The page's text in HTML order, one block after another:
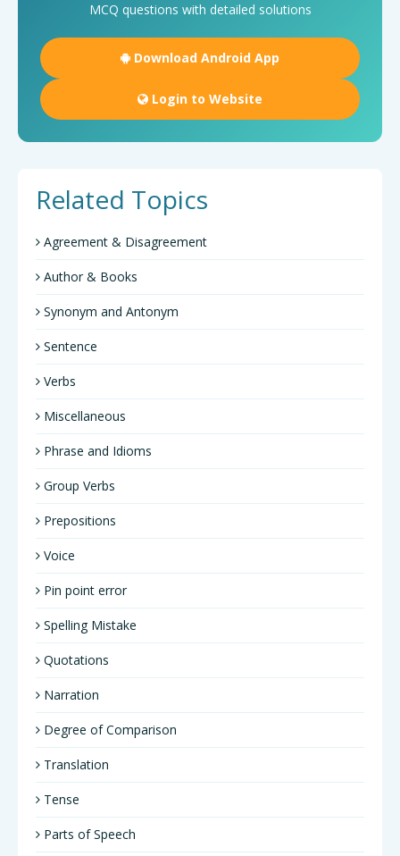
MCQ questions with detailed solutions
Download Android App
Login to Website
Related Topics
Agreement & Disagreement
Author & Books
Synonym and Antonym
Sentence
Verbs
Miscellaneous
Phrase and Idioms
Group Verbs
Prepositions
Voice
Pin point error
Spelling Mistake
Quotations
Narration
Degree of Comparison
Translation
Tense
Parts of Speech